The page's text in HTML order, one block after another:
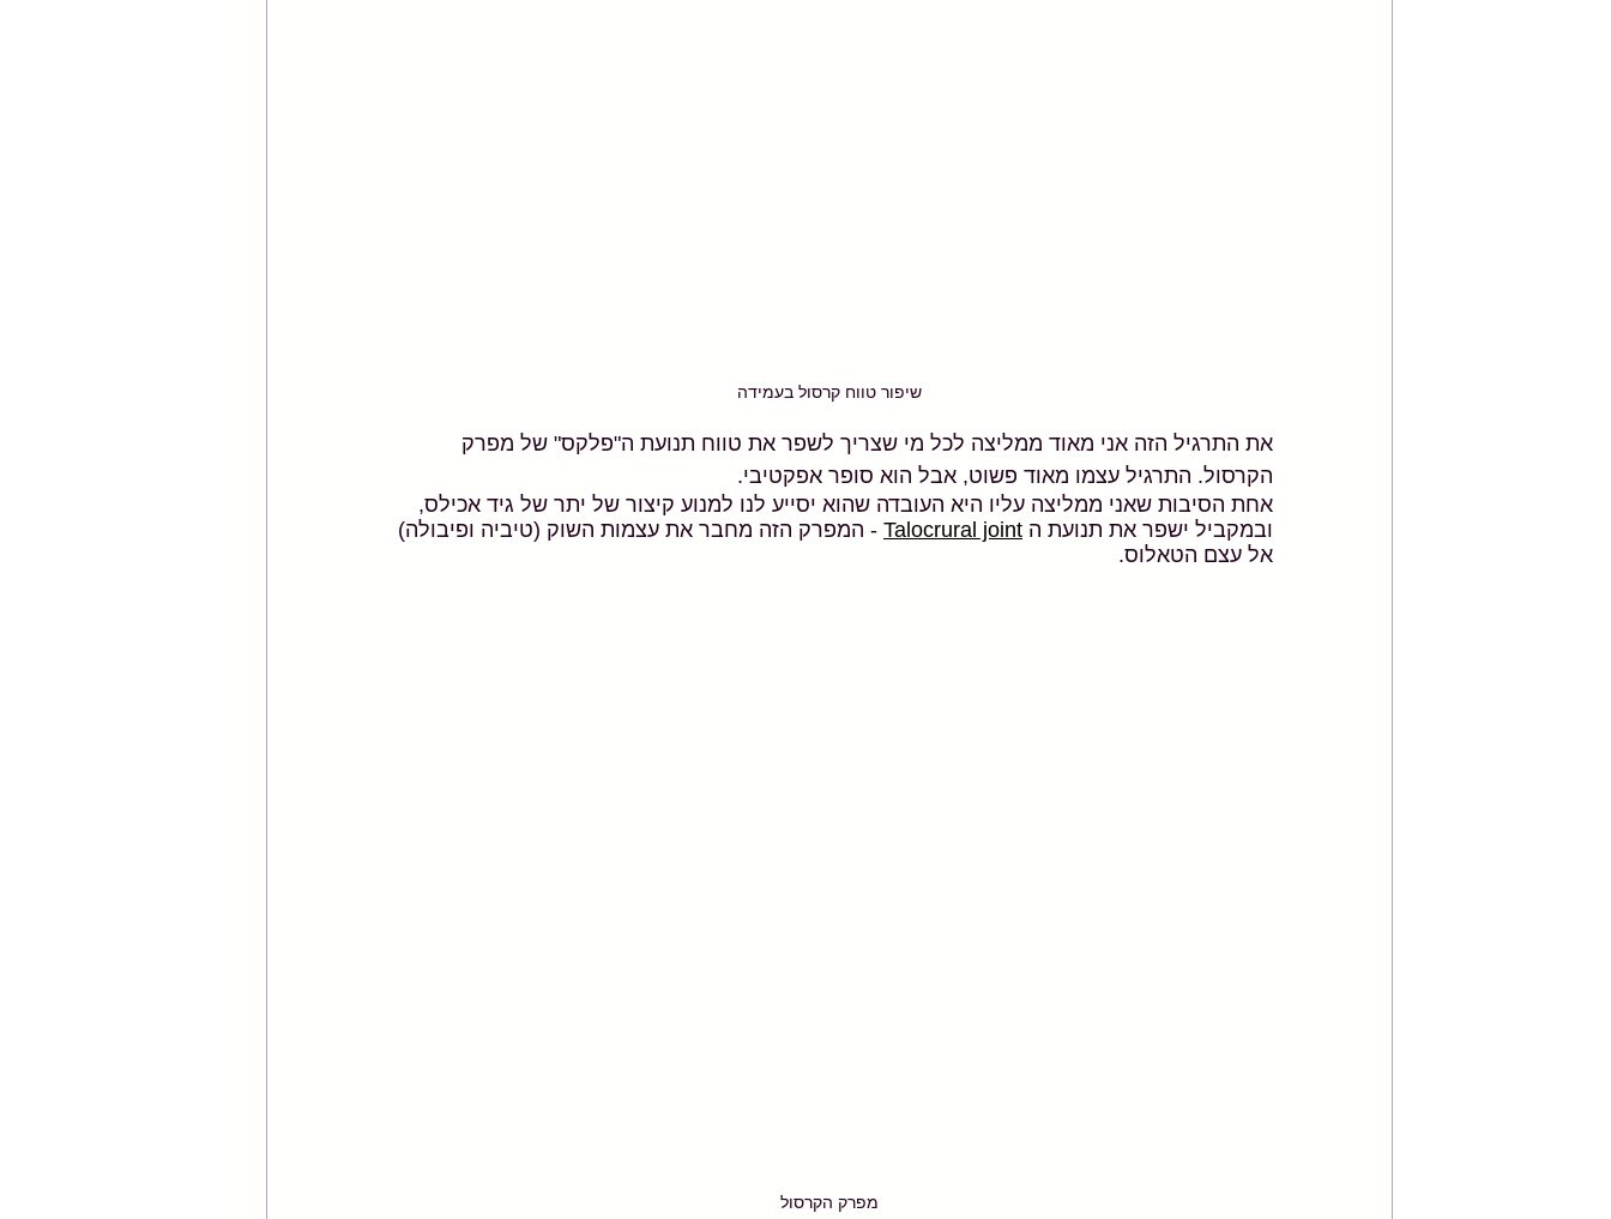
שיפור טווח קרסול בעמידה
את התרגיל הזה אני מאוד ממליצה לכל מי שצריך לשפר את טווח תנועת ה"פלקס" של מפרק
הקרסול. התרגיל עצמו מאוד פשוט, אבל הוא סופר אפקטיבי.
אחת הסיבות שאני ממליצה עליו היא העובדה שהוא יסייע לנו למנוע קיצור של יתר של גיד אכילס,
ובמקביל ישפר את תנועת ה Talocrural joint - המפרק הזה מחבר את עצמות השוק (טיביה ופיבולה)
אל עצם הטאלוס.
מפרק הקרסול